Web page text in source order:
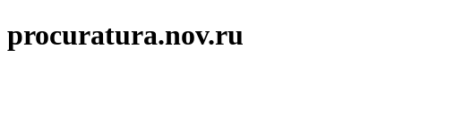
procuratura.nov.ru